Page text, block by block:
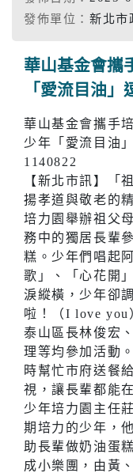
發佈單位： 新北市
華山基金會攜
「愛流目油
華山基金會攜手
少年「愛流目油
1140822
【新北市訊】「
揚孝道與敬老的
培力園舉辦祖父
務中的獨居長輩
糕。少年們唱起
歌」、「心花開
淚縱橫，少年卻
啦！（I love you
泰山區長林俊宏
理等均參加活動
時幫忙市府送餐
視，讓長輩都能
少年培力園主任
期培力的少年，
助長輩做奶油蛋
成小樂團，由黃